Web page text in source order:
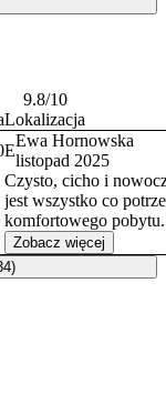
a drugi na
z apartamentów
9.8/10
Lokalizacja
E
Ewa Hornowska
listopad 2025
Czysto, cicho i
jest wszystko co
komfortowego pobytu.
Trochę nam
o ciepłej barwie, bo
wspaniałe
Zobacz więcej